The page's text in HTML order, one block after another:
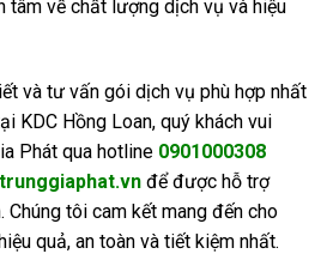
tâm về chất lượng dịch vụ và hiệu
và tư vấn gói dịch vụ phù hợp nhất
KDC Hồng Loan, quý khách vui
Phát qua hotline 0901000308
trunggiaphat.vn để được hỗ trợ
Chúng tôi cam kết mang đến cho
quả, an toàn và tiết kiệm nhất.